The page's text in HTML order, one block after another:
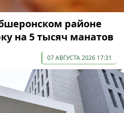
районе
на 5 тысяч манатов
07 АВГУСТА 2026 17:31